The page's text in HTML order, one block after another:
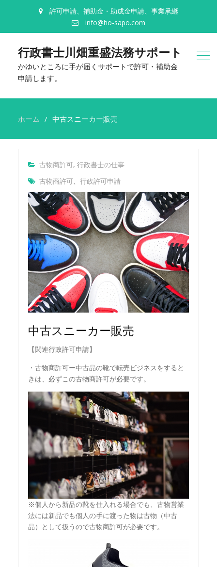
許可申請、補助金・助成金申請、事業承継
info@ho-sapo.com
行政書士川畑重盛法務サポート
かゆいところに手が届くサポートで許可・補助金
申請します。
ホーム 中古スニーカー販売
古物商許可,行政書士の仕事
古物商許可、行政許可申請
中古スニーカー販売
【関連行政許可申請】
・古物商許可ー中古品の靴で転売ビジネスをすると
きは、必ずこの古物商許可が必要です。
※個人から新品の靴を仕入れる場合でも、古物営業
法には新品でも個人の手に渡った物は古物（中古
品）として扱うので古物商許可が必要です。